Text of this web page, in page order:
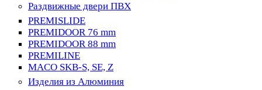
Раздвижные двери ПВХ
PREMISLIDE
PREMIDOOR 76 mm
PREMIDOOR 88 mm
PREMILINE
MACO SKB-S, SE, Z
Изделия из Алюминия